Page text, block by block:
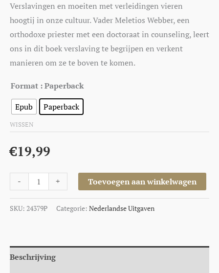
Verslavingen en moeiten met verleidingen vieren
hoogtij in onze cultuur. Vader Meletios Webber, een
orthodoxe priester met een doctoraat in counseling, leert
ons in dit boek verslaving te begrijpen en verkent
manieren om ze te boven te komen.
Format : Paperback
Epub
Paperback
WISSEN
€19,99
- + Toevoegen aan winkelwagen
SKU: 24379P Categorie: Nederlandse Uitgaven
Beschrijving